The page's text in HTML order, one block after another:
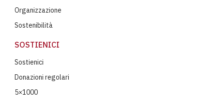
Organizzazione
Sostenibilità
SOSTIENICI
Sostienici
Donazioni regolari
5×1000